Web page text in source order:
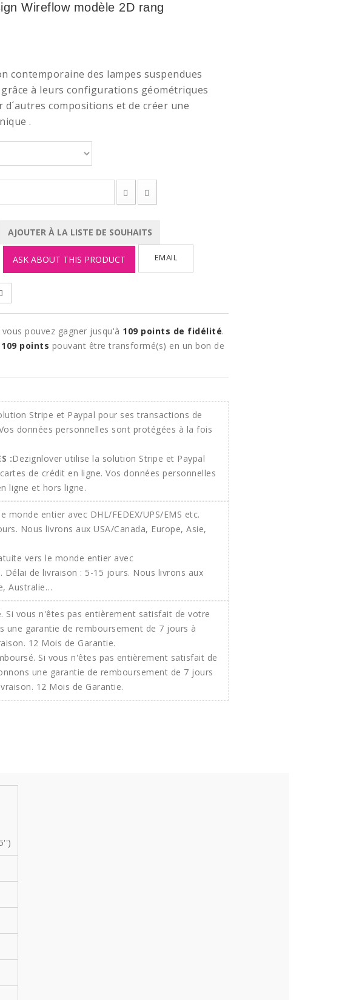
Wireflow modèle 2D rang
contemporaine des lampes suspendues
à leurs configurations géométriques
d´autres compositions et de créer une
.
AJOUTER À LA LISTE DE SOUHAITS
ASK ABOUT THIS PRODUCT EMAIL
pouvez gagner jusqu'à 109 points de fidélité.
109 points pouvant être transformé(s) en un bon de
:Dezignlover utilise la solution Stripe et Paypal
de crédit en ligne. Vos données personnelles
ligne et hors ligne.
vers le monde entier avec
Délai de livraison : 5-15 jours. Nous livrons aux
Australie…
Si vous n'êtes pas entièrement satisfait de
une garantie de remboursement de 7 jours
12 Mois de Garantie.